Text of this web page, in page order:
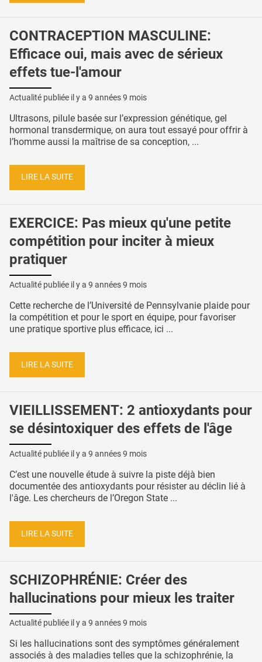
CONTRACEPTION MASCULINE:
Efficace oui, mais avec de sérieux
effets tue-l'amour
Actualité publiée il y a 9 années 9 mois
Ultrasons, pilule basée sur l’expression génétique, gel
hormonal transdermique, on aura tout essayé pour offrir à
l’homme aussi la maîtrise de sa conception, ...
LIRE LA SUITE
EXERCICE: Pas mieux qu'une petite
compétition pour inciter à mieux
pratiquer
Actualité publiée il y a 9 années 9 mois
Cette recherche de l’Université de Pennsylvanie plaide pour
la compétition et pour le sport en équipe, pour favoriser
une pratique sportive plus efficace, ici ...
LIRE LA SUITE
VIEILLISSEMENT: 2 antioxydants pour
se désintoxiquer des effets de l'âge
Actualité publiée il y a 9 années 9 mois
C’est une nouvelle étude à suivre la piste déjà bien
documentée des antioxydants pour résister au déclin lié à
l'âge. Les chercheurs de l’Oregon State ...
LIRE LA SUITE
SCHIZOPHRÉNIE: Créer des
hallucinations pour mieux les traiter
Actualité publiée il y a 9 années 9 mois
Si les hallucinations sont des symptômes généralement
associés à des maladies telles que la schizophrénie, la